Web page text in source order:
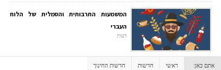
המשמעות התרבותית והסמלית של הלוח
העברי
דעות
אתם כאן: ראשי חדשות חדשות החינוך